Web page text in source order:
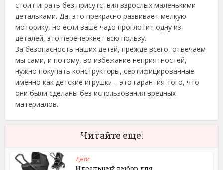
стоит играть без присутствия взрослых маленькими
детальками. Да, это прекрасно развивает мелкую
моторику, но если ваше чадо проглотит одну из
деталей, это перечеркнет всю пользу.
За безопасность наших детей, прежде всего, отвечаем
мы сами, и потому, во избежание неприятностей,
нужно покупать конструкторы, сертифицированные
именно как детские игрушки – это гарантия того, что
они были сделаны без использования вредных
материалов.
Читайте еще:
Дети
Идеальный выбор для